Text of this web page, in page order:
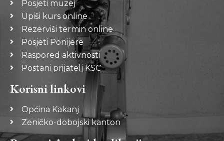
Posjeti muzej
Upiši kurs online
Rezerviši termin online
Posjeti Ponijere
Raspored aktivnosti
Postani prijatelj KSC
Korisni linkovi
Općina Kakanj
Zeničko-dobojski kanton